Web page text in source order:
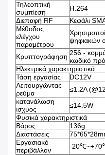
Τηλεοπτική
συμπίεση
H.264
Διεπαφή RF
Κεφάλι
Μέθοδος
ελέγχου
παραμέτρου
ψηφιακών
Κρυπτογράφηση 256 -
κωδικό
Ηλεκτρικά χαρακτηριστικά
Τάση εργασίας
DC12V
Λειτουργώντας
ρεύμα
≤1.2A
κατανάλωση
ισχύος
≤14.5W
Φυσικά χαρακτηριστικά
Βάρος
136g
Διαστάσεις
Εργασιακό
περιβάλλον
-